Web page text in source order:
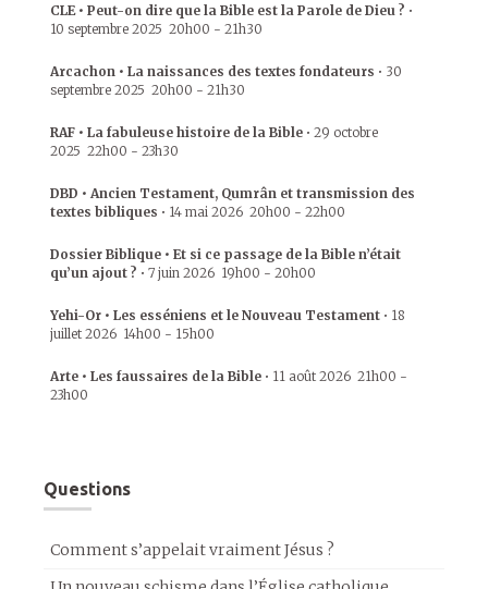
CLE • Peut-on dire que la Bible est la Parole de Dieu ? •
10 septembre 2025 20h00 - 21h30
Arcachon • La naissances des textes fondateurs • 30
septembre 2025 20h00 - 21h30
RAF • La fabuleuse histoire de la Bible • 29 octobre
2025 22h00 - 23h30
DBD • Ancien Testament, Qumrân et transmission des
textes bibliques • 14 mai 2026 20h00 - 22h00
Dossier Biblique • Et si ce passage de la Bible n’était
qu’un ajout ? • 7 juin 2026 19h00 - 20h00
Yehi-Or • Les esséniens et le Nouveau Testament • 18
juillet 2026 14h00 - 15h00
Arte • Les faussaires de la Bible • 11 août 2026 21h00 -
23h00
Questions
Comment s’appelait vraiment Jésus ?